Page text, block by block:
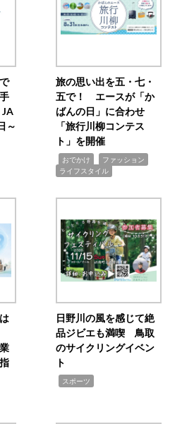
～
旅の思い出を五・七・
五で！ エースが「か
ばんの日」に合わせ
「旅行川柳コンテス
ト」を開催
おでかけ ファッション
ライフスタイル
日野川の風を感じて絶
品ジビエも満喫 鳥取
のサイクリングイベン
ト
スポーツ